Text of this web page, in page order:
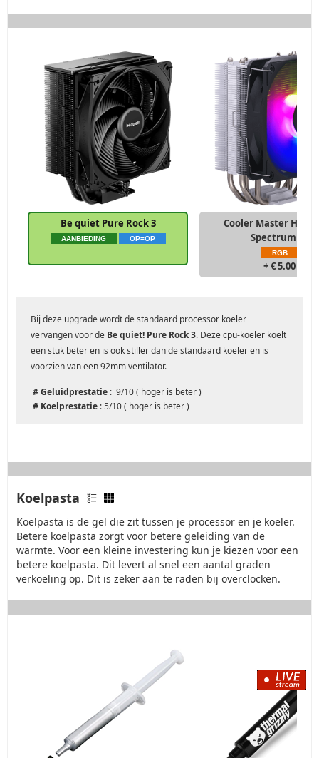
Be quiet Pure Rock 3
AANBIEDING OP=OP
Cooler Master Hyper
Spectrum V3
RGB
+ € 5.00
Bij deze upgrade wordt de standaard processor koeler
vervangen voor de Be quiet! Pure Rock 3. Deze cpu-koeler koelt
een stuk beter en is ook stiller dan de standaard koeler en is
voorzien van een 92mm ventilator.
# Geluidprestatie : 9/10 ( hoger is beter )
# Koelprestatie : 5/10 ( hoger is beter )
Koelpasta
Koelpasta is de gel die zit tussen je processor en je koeler.
Betere koelpasta zorgt voor betere geleiding van de
warmte. Voor een kleine investering kun je kiezen voor een
betere koelpasta. Dit levert al snel een aantal graden
verkoeling op. Dit is zeker aan te raden bij overclocken.